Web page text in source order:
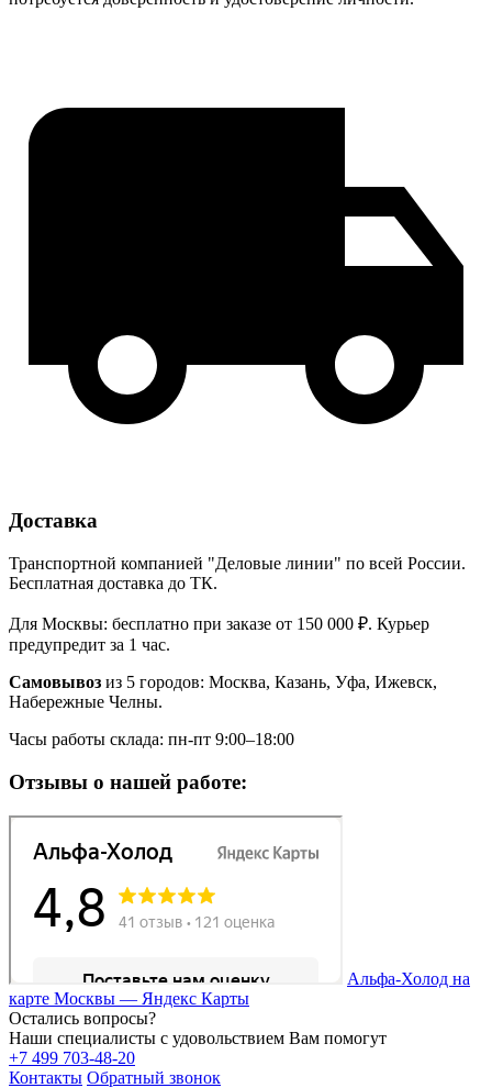
Доставка
Транспортной компанией "Деловые линии" по всей России.
Бесплатная доставка до ТК.
Для Москвы: бесплатно при заказе от 150 000 ₽. Курьер
предупредит за 1 час.
Самовывоз из 5 городов: Москва, Казань, Уфа, Ижевск,
Набережные Челны.
Часы работы склада: пн-пт 9:00–18:00
Отзывы о нашей работе:
Альфа-Холод на
карте Москвы — Яндекс Карты
Остались вопросы?
Наши специалисты с удовольствием Вам помогут
+7 499 703-48-20
Контакты Обратный звонок